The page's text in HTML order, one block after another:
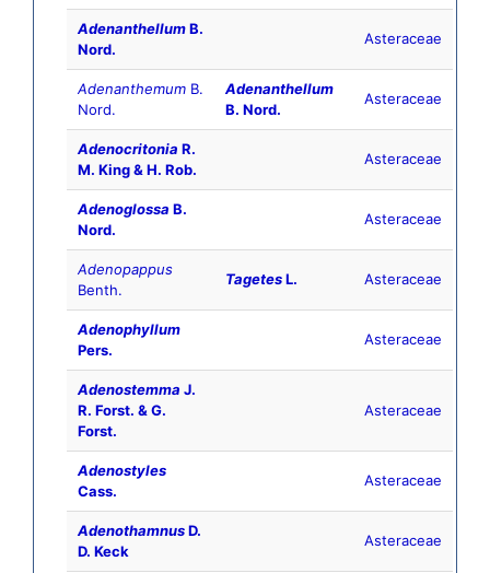
AdenanthellumB.
Nord.
Asteraceae
Adenanthemum B.
Nord.
Adenanthellum
B. Nord.
Asteraceae
Adenocritonia R.
M. King & H. Rob.
Asteraceae
Adenoglossa B.
Nord.
Asteraceae
Adenopappus
Benth.
TagetesL. Asteraceae
Adenophyllum
Pers.
Asteraceae
Adenostemma J.
R. Forst. & G.
Forst.
Asteraceae
Adenostyles
Cass.
Asteraceae
AdenothamnusD.
D. Keck
Asteraceae